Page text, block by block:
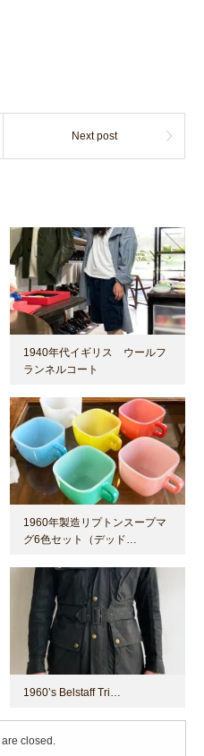
Next post
1940年代イギリス ウールフ
ランネルコート
1960年製造リプトンスープマ
グ6色セット（デッド…
1960’s Belstaff Tri…
closed.